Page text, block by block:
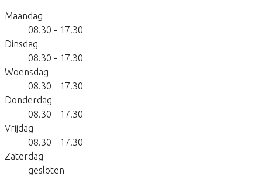
Maandag
08.30 - 17.30
Dinsdag
08.30 - 17.30
Woensdag
08.30 - 17.30
Donderdag
08.30 - 17.30
Vrijdag
08.30 - 17.30
Zaterdag
gesloten